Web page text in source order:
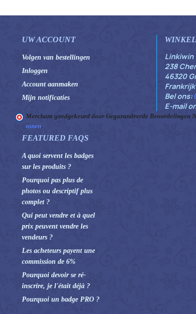
UW ACCOUNT
Volgen van bestellingen
Inloggen
Account aanmaken
Mijn notificaties
Linkiwin
238
46320
Frankrijk
Bel ons:
E-mail
Merchant goedgekeurd door Gegarandeerde Beoordelingen
tonen.
FEATURED FAQS
A quoi servent les badges
sur les produits ?
Pourquoi pas plus de
photos ou descriptif plus
complet ?
Qui peut vendre et à quel
prix peuvent vendre les
vendeurs ?
Les acheteurs payent une
commission de 6%
Pourquoi devoir se ré-
inscrire, je l'était déjà ?
Pourquoi un badge PRO ?